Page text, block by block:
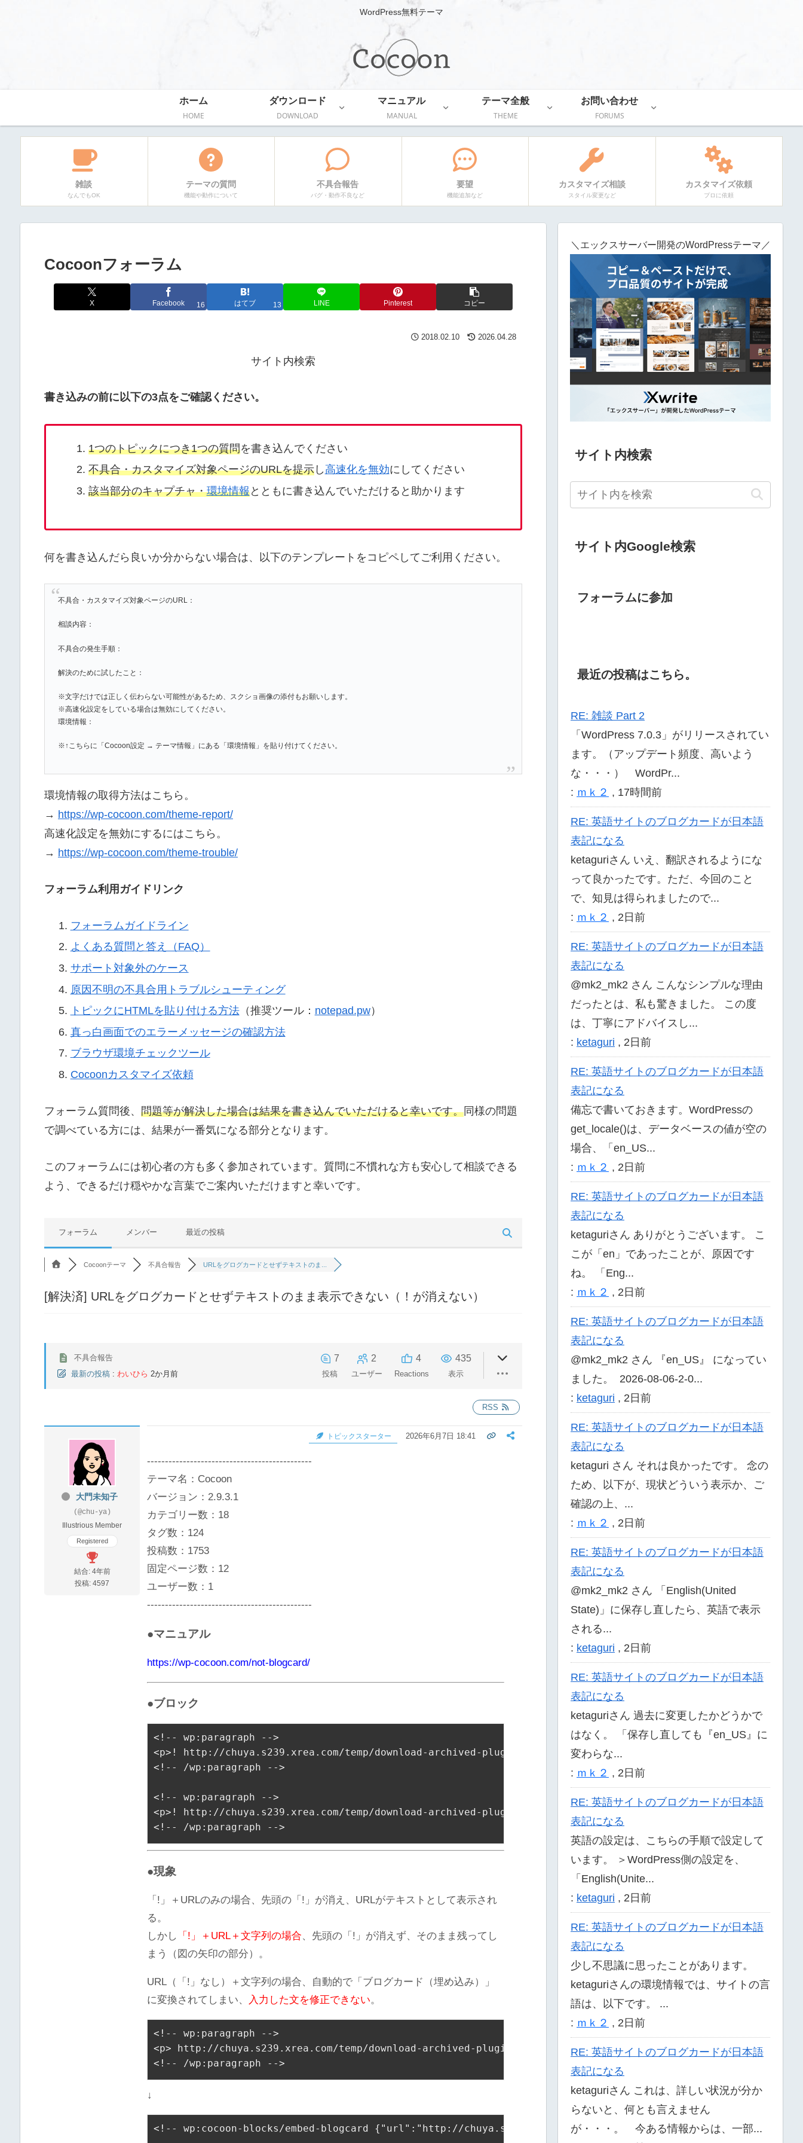
WordPress無料テーマ
ホーム
HOME
ダウンロード
DOWNLOAD
マニュアル
MANUAL
テーマ全般
THEME
お問い合わせ
FORUMS
雑談
なんでもOK
テーマの質問
機能や動作について
不具合報告
バグ・動作不良など
要望
機能追加など
カスタマイズ相談
スタイル変更など
カスタマイズ依頼
プロに依頼
Cocoonフォーラム
X Facebook 16 はてブ 13 LINE Pinterest コピー
2018.02.10 2026.04.28
サイト内検索
書き込みの前に以下の3点をご確認ください。
1つのトピックにつき1つの質問を書き込んでください
不具合・カスタマイズ対象ページのURLを提示し 高速化を無効にしてください
該当部分のキャプチャ・環境情報とともに書き込んでいただけると助かります
何を書き込んだら良いか分からない場合は、以下のテンプレートをコピペしてご利用ください。
不具合・カスタマイズ対象ページのURL：
相談内容：
不具合の発生手順：
解決のために試したこと：
※文字だけでは正しく伝わらない可能性があるため、スクショ画像の添付もお願いします。
※高速化設定をしている場合は無効にしてください。
環境情報：
※↑こちらに「Cocoon設定 → テーマ情報」にある「環境情報」を貼り付けてください。
環境情報の取得方法はこちら。
→ https://wp-cocoon.com/theme-report/
高速化設定を無効にするにはこちら。
→ https://wp-cocoon.com/theme-trouble/
フォーラム利用ガイドリンク
フォーラムガイドライン
よくある質問と答え（FAQ）
サポート対象外のケース
原因不明の不具合用トラブルシューティング
トピックにHTMLを貼り付ける方法（推奨ツール： notepad.pw）
真っ白画面でのエラーメッセージの確認方法
ブラウザ環境チェックツール
Cocoonカスタマイズ依頼
フォーラム質問後、 問題等が解決した場合は結果を書き込んでいただけると幸いです。同様の問題
で調べている方には、結果が一番気になる部分となります。
このフォーラムには初心者の方も多く参加されています。質問に不慣れな方も安心して相談できる
よう、できるだけ穏やかな言葉でご案内いただけますと幸いです。
フォーラム メンバー 最近の投稿
Cocoonテーマ 不具合報告 URLをグログカードとせずテキストのま...
[解決済] URLをグログカードとせずテキストのまま表示できない（！が消えない）
不具合報告
最新の投稿 : わいひら 2か月前
7
投稿
2
ユーザー
4
Reactions
435
表示
RSS
大門未知子
(@chu-ya)
Illustrious Member
Registered
結合: 4年前
投稿: 4597
トピックスターター 2026年6月7日 18:41
----------------------------------------------
テーマ名：Cocoon
バージョン：2.9.3.1
カテゴリー数：18
タグ数：124
投稿数：1753
固定ページ数：12
ユーザー数：1
----------------------------------------------
●マニュアル
https://wp-cocoon.com/not-blogcard/
●ブロック
<!-- wp:paragraph -->
<p> ! http://chuya.s239.xrea.com/temp/download-archived-plugin/
<!-- /wp:paragraph -->
<!-- wp:paragraph -->
<p> ! http://chuya.s239.xrea.com/temp/download-archived-plugin/この記事はテキストだが先頭に！が付いたままとなる
<!-- /wp:paragraph -->
●現象
「!」＋URLのみの場合、先頭の「!」が消え、URLがテキストとして表示され
る。
しかし
「!」＋URL＋文字列の場合、先頭の「!」が消えず、そのまま残ってし
まう（図の矢印の部分）。
URL（「!」なし）＋文字列の場合、自動的で「ブログカード（埋め込み）」
に変換されてしまい、
入力した文を修正できない。
<!-- wp:paragraph -->
<p> http://chuya.s239.xrea.com/temp/download-archived-plugin/この記事はテキストだが先頭に！が付いたままとなる</p
<!-- /wp:paragraph -->
↓
<!-- wp:cocoon-blocks/embed-blogcard {"url":"http://chuya.s239.xrea.com/temp/download-archived-plugin/この記事はテ
＼エックスサーバー開発のWordPressテーマ／
サイト内検索
サイト内Google検索
フォーラムに参加
最近の投稿はこちら。
RE: 雑談 Part 2
「WordPress 7.0.3」がリリースされてい
ます。（アップデート頻度、高いよう
な・・・） WordPr...
: ｍｋ２ , 17時間前
RE: 英語サイトのブログカードが日本語
表記になる
ketaguriさん いえ、翻訳されるようにな
って良かったです。ただ、今回のこと
で、知見は得られましたので...
: ｍｋ２ , 2日前
RE: 英語サイトのブログカードが日本語
表記になる
@mk2_mk2 さん こんなシンプルな理由
だったとは、私も驚きました。 この度
は、丁寧にアドバイスし...
: ketaguri , 2日前
RE: 英語サイトのブログカードが日本語
表記になる
備忘で書いておきます。WordPressの
get_locale()は、データベースの値が空の
場合、「en_US...
: ｍｋ２ , 2日前
RE: 英語サイトのブログカードが日本語
表記になる
ketaguriさん ありがとうございます。 こ
こが「en」であったことが、原因です
ね。 「Eng...
: ｍｋ２ , 2日前
RE: 英語サイトのブログカードが日本語
表記になる
@mk2_mk2 さん 『en_US』 になってい
ました。 2026-08-06-2-0...
: ketaguri , 2日前
RE: 英語サイトのブログカードが日本語
表記になる
ketaguri さん それは良かったです。 念の
ため、以下が、現状どういう表示か、ご
確認の上、...
: ｍｋ２ , 2日前
RE: 英語サイトのブログカードが日本語
表記になる
@mk2_mk2 さん 「English(United
State)」に保存し直したら、英語で表示
される...
: ketaguri , 2日前
RE: 英語サイトのブログカードが日本語
表記になる
ketaguriさん 過去に変更したかどうかで
はなく。 「保存し直しても『en_US』に
変わらな...
: ｍｋ２ , 2日前
RE: 英語サイトのブログカードが日本語
表記になる
英語の設定は、こちらの手順で設定して
います。 ＞WordPress側の設定を、
「English(Unite...
: ketaguri , 2日前
RE: 英語サイトのブログカードが日本語
表記になる
少し不思議に思ったことがあります。
ketaguriさんの環境情報では、サイトの言
語は、以下です。 ...
: ｍｋ２ , 2日前
RE: 英語サイトのブログカードが日本語
表記になる
ketaguriさん これは、詳しい状況が分か
らないと、何とも言えません
が・・・。 今ある情報からは、一部...